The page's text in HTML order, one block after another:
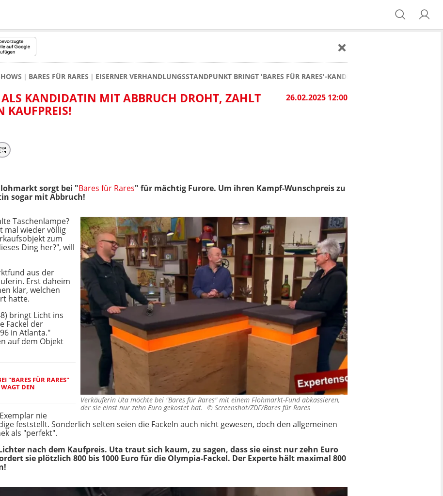
BARES FÜR RARES EISERNER VERHANDLUNGSSTANDPUNKT BRINGT 'BARES FÜR RARES'-KANDIDATIN DEN SIEG
26.02.2025 12:00
ALS KANDIDATIN MIT ABBRUCH DROHT, ZAHLT
KAUFPREIS!
sorgt bei "Bares für Rares" für mächtig Furore. Um ihren Kampf-Wunschpreis zu
sogar mit Abbruch!
Verkäuferin Uta möchte bei "Bares für Rares" mit einem Flohmarkt-Fund abkassieren,
der sie einst nur zehn Euro gekostet hat. © Screenshot/ZDF/Bares für Rares
Taschenlampe?
mal wieder völlig
zum
Ding her?", will
aus der
Erst daheim
klar, welchen
hatte.
bringt Licht ins
Fackel der
in Atlanta."
auf dem Objekt
"BARES FÜR RARES"
DEN
nie
feststellt. Sonderlich selten seien die Fackeln auch nicht gewesen, doch den allgemeinen
als "perfekt".
nach dem Kaufpreis. Uta traut sich kaum, zu sagen, dass sie einst nur zehn Euro
sie plötzlich 800 bis 1000 Euro für die Olympia-Fackel. Der Experte hält maximal 800